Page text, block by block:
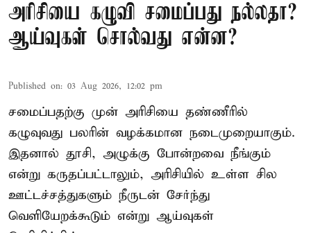
அரிசியை கழுவி சமைப்பது நல்லதா?
ஆய்வுகள் சொல்வது என்ன?
Published on: 03 Aug 2026, 12:02 pm
சமைப்பதற்கு முன் அரிசியை தண்ணீரில்
கழுவுவது பலரின் வழக்கமான நடைமுறையாகும்.
இதனால் தூசி, அழுக்கு போன்றவை நீங்கும்
என்று கருதப்பட்டாலும், அரிசியில் உள்ள சில
ஊட்டச்சத்துகளும் நீருடன் சேர்ந்து
வெளியேறக்கூடும் என்று ஆய்வுகள்